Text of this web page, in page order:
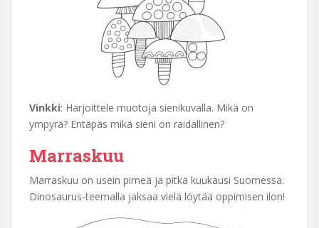
Vinkki: Harjoittele muotoja sienikuvalla. Mikä on
ympyrä? Entäpäs mikä sieni on raidallinen?
Marraskuu
Marraskuu on usein pimeä ja pitkä kuukausi Suomessa.
Dinosaurus-teemalla jaksaa vielä löytää oppimisen ilon!